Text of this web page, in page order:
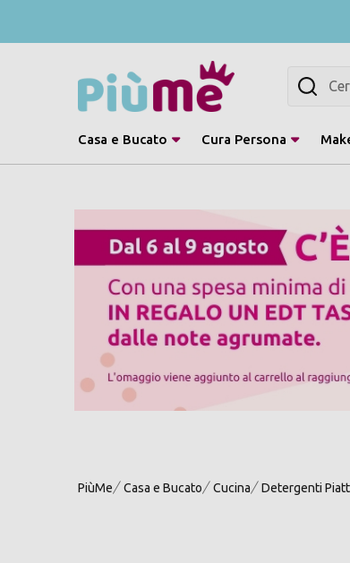
Cerca
Casa e Bucato Cura Persona
PiùMe Casa e Bucato Cucina Detergenti